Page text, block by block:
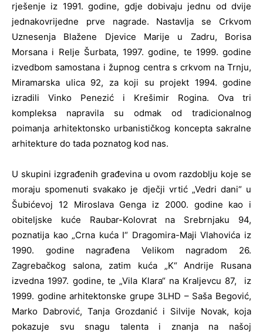
rješenje iz 1991. godine, gdje dobivaju jednu od dvije
jednakovrijedne prve nagrade. Nastavlja se Crkvom
Uznesenja Blažene Djevice Marije u Zadru, Borisa
Morsana i Relje Šurbata, 1997. godine, te 1999. godine
izvedbom samostana i župnog centra s crkvom na Trnju,
Miramarska ulica 92, za koji su projekt 1994. godine
izradili Vinko Penezić i Krešimir Rogina. Ova tri
kompleksa napravila su odmak od tradicionalnog
poimanja arhitektonsko urbanističkog koncepta sakralne
arhitekture do tada poznatog kod nas.
U skupini izgrađenih građevina u ovom razdoblju koje se
moraju spomenuti svakako je dječji vrtić „Vedri dani“ u
Šubićevoj 12 Miroslava Genga iz 2000. godine kao i
obiteljske kuće Raubar-Kolovrat na Srebrnjaku 94,
poznatija kao „Crna kuća I“ Dragomira-Maji Vlahovića iz
1990. godine nagrađena Velikom nagradom 26.
Zagrebačkog salona, zatim kuća „K“ Andrije Rusana
izvedna 1997. godine, te „Vila Klara“ na Kraljevcu 87, iz
1999. godine arhitektonske grupe 3LHD – Saša Begović,
Marko Dabrović, Tanja Grozdanić i Silvije Novak, koja
pokazuje svu snagu talenta i znanja na našoj